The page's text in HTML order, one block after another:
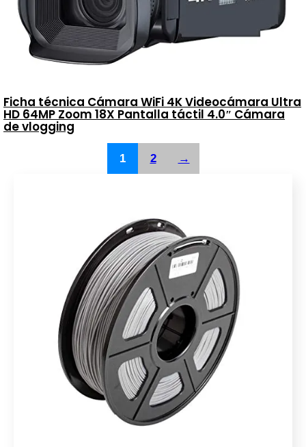
Ficha técnica Cámara WiFi 4K Videocámara Ultra
HD 64MP Zoom 18X Pantalla táctil 4.0″ Cámara
de vlogging
1 2 →